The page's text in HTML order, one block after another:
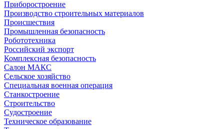
Приборостроение
Производство строительных материалов
Происшествия
Промышленная безопасность
Робототехника
Российский экспорт
Комплексная безопасность
Салон МАКС
Сельское хозяйство
Специальная военная операция
Станкостроение
Строительство
Судостроение
Техническое образование